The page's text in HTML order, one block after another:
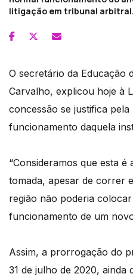
litigação em tribunal arbitral.
O secretário da Educação
Carvalho, explicou hoje à
concessão se justifica
funcionamento daquela
“Consideramos que esta
tomada, apesar de correr
região não poderia
funcionamento de um
Assim, a prorrogação do
31 de julho de 2020, ainda